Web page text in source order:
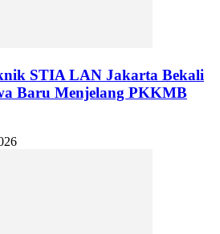
STIA LAN Jakarta Bekali
Baru Menjelang PKKMB